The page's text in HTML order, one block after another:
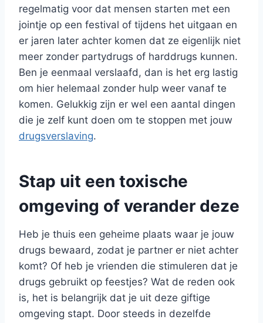
regelmatig voor dat mensen starten met een
jointje op een festival of tijdens het uitgaan en
er jaren later achter komen dat ze eigenlijk niet
meer zonder partydrugs of harddrugs kunnen.
Ben je eenmaal verslaafd, dan is het erg lastig
om hier helemaal zonder hulp weer vanaf te
komen. Gelukkig zijn er wel een aantal dingen
die je zelf kunt doen om te stoppen met jouw
drugsverslaving.
Stap uit een toxische
omgeving of verander deze
Heb je thuis een geheime plaats waar je jouw
drugs bewaard, zodat je partner er niet achter
komt? Of heb je vrienden die stimuleren dat je
drugs gebruikt op feestjes? Wat de reden ook
is, het is belangrijk dat je uit deze giftige
omgeving stapt. Door steeds in dezelfde